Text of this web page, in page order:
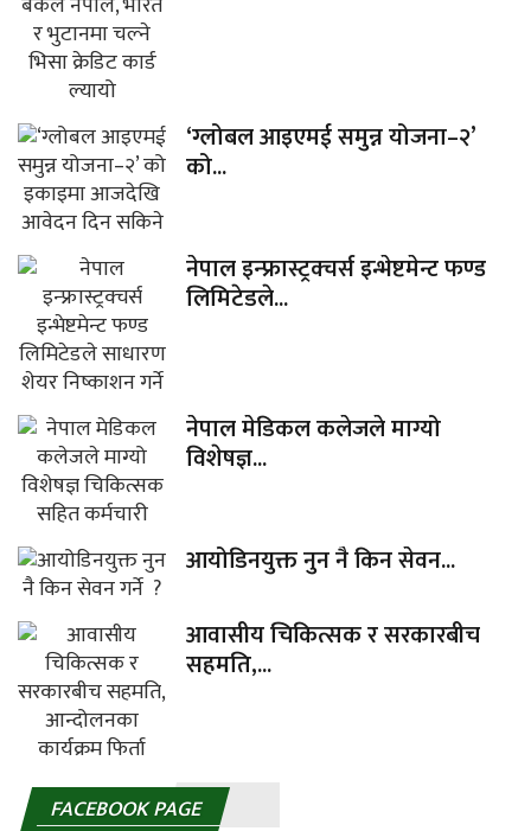
‘ग्लोबल आइएमई समुन्न योजना–२’
को...
नेपाल इन्फ्रास्ट्रक्चर्स इन्भेष्टमेन्ट फण्ड
लिमिटेडले...
नेपाल मेडिकल कलेजले माग्यो
विशेषज्ञ...
आयोडिनयुक्त नुन नै किन सेवन...
आवासीय चिकित्सक र सरकारबीच
सहमति,...
FACEBOOK PAGE